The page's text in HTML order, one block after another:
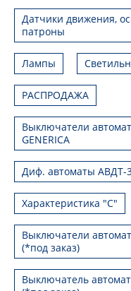
Датчики движения,
патроны
Лампы
РАСПРОДАЖА
Выключатели
GENERICA
Диф. автоматы АВДТ-
Характеристика "С"
Выключатели
(*под заказ)
Выключатель